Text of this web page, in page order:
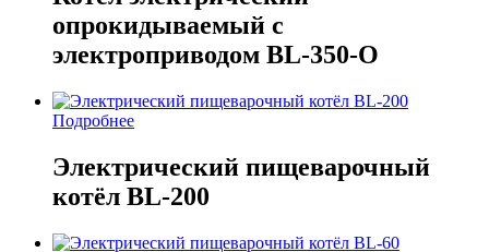
опрокидываемый с
электроприводом BL-350-O
Подробнее
Электрический пищеварочный
котёл BL-200